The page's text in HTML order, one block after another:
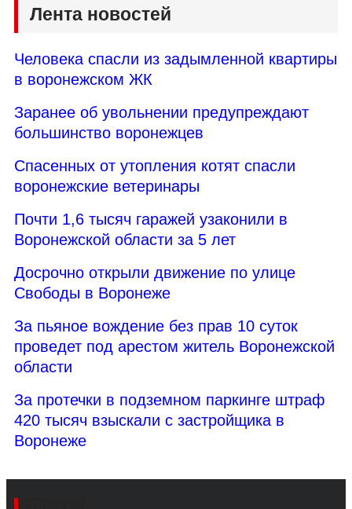
Лента новостей
Человека спасли из задымленной квартиры
в воронежском ЖК
Заранее об увольнении предупреждают
большинство воронежцев
Спасенных от утопления котят спасли
воронежские ветеринары
Почти 1,6 тысяч гаражей узаконили в
Воронежской области за 5 лет
Досрочно открыли движение по улице
Свободы в Воронеже
За пьяное вождение без прав 10 суток
проведет под арестом житель Воронежской
области
За протечки в подземном паркинге штраф
420 тысяч взыскали с застройщика в
Воронеже